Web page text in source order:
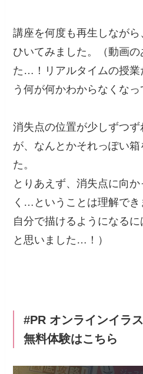
講座を何度も再生しなが
ひいてみました。（動画
た…！リアルタイムの授業
う何が何かわからなくなっ
消失点の位置が少しずつ
が、なんとかそれっぽい
た。
とりあえず、消失点に向
く…ということは理解でき
自分で描けるようになる
と思いました…！）
#PR オンラインイラ
無料体験はこちら